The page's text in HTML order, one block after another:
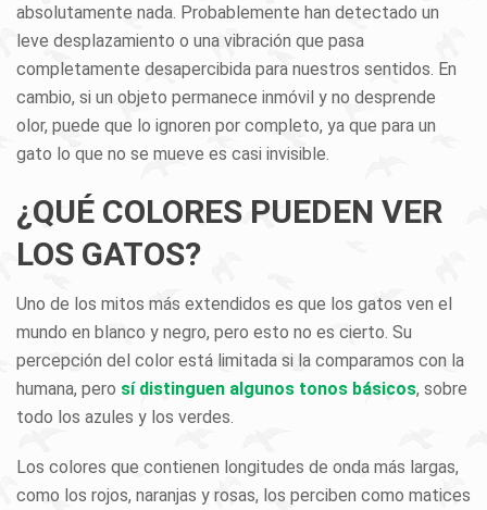
absolutamente nada. Probablemente han detectado un
leve desplazamiento o una vibración que pasa
completamente desapercibida para nuestros sentidos. En
cambio, si un objeto permanece inmóvil y no desprende
olor, puede que lo ignoren por completo, ya que para un
gato lo que no se mueve es casi invisible.
¿QUÉ COLORES PUEDEN VER
LOS GATOS?
Uno de los mitos más extendidos es que los gatos ven el
mundo en blanco y negro, pero esto no es cierto. Su
percepción del color está limitada si la comparamos con la
humana, pero sí distinguen algunos tonos básicos, sobre
todo los azules y los verdes.
Los colores que contienen longitudes de onda más largas,
como los rojos, naranjas y rosas, los perciben como matices